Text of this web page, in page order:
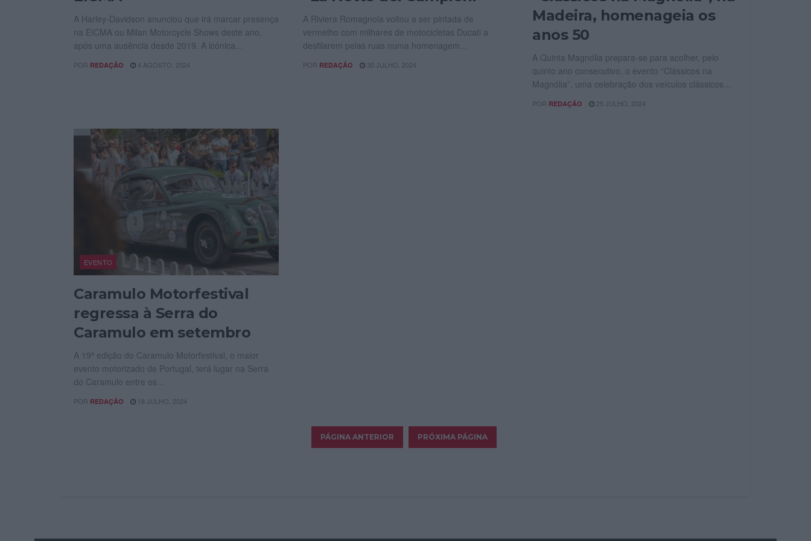
A Harley-Davidson anunciou que irá marcar presença
na EICMA ou Milan Motorcycle Shows deste ano,
após uma ausência desde 2019. A icónica...
POR REDAÇÃO 4 AGOSTO, 2024
A Riviera Romagnola voltou a ser pintada de
vermelho com milhares de motocicletas Ducati a
desfilarem pelas ruas numa homenagem...
POR REDAÇÃO 30 JULHO, 2024
Madeira, homenageia os
anos 50
A Quinta Magnólia prepara-se para acolher, pelo
quinto ano consecutivo, o evento “Clássicos na
Magnólia”, uma celebração dos veículos clássicos...
POR REDAÇÃO 25 JULHO, 2024
EVENTO
Caramulo Motorfestival
regressa à Serra do
Caramulo em setembro
A 19ª edição do Caramulo Motorfestival, o maior
evento motorizado de Portugal, terá lugar na Serra
do Caramulo entre os...
POR REDAÇÃO 18 JULHO, 2024